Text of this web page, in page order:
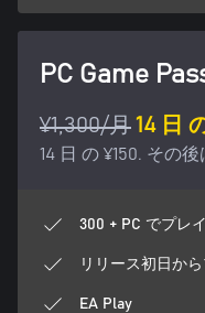
PC Game
¥1,300/月 14 日
14 日 の ¥150. その後
300 + PC でプレ
リリース初日か
EA Play